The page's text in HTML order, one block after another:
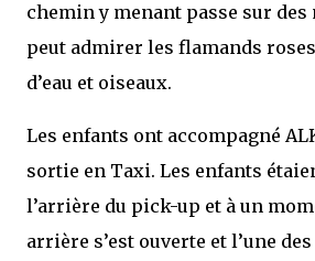
chemin y menant passe sur des
peut admirer les flamands
d’eau et oiseaux.
Les enfants ont accompagné
sortie en Taxi. Les enfants
l’arrière du pick-up et à un
arrière s’est ouverte et l’une